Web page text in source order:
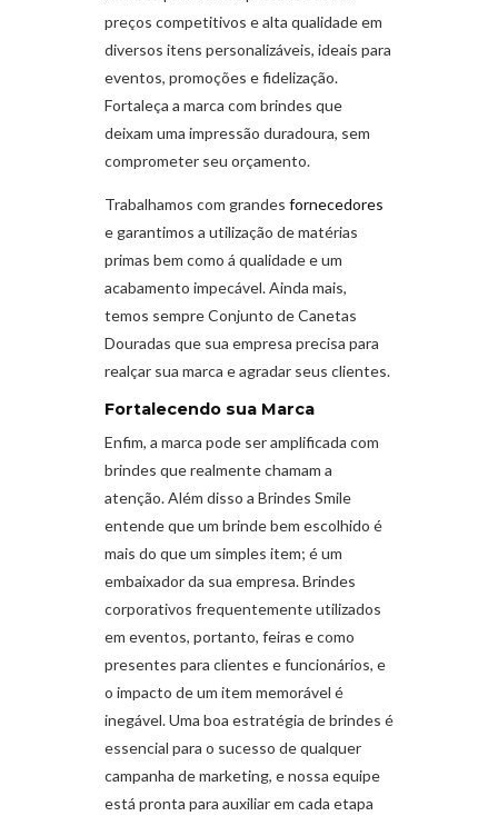
preços competitivos e alta qualidade em
diversos itens personalizáveis, ideais para
eventos, promoções e fidelização.
Fortaleça a marca com brindes que
deixam uma impressão duradoura, sem
comprometer seu orçamento.
Trabalhamos com grandes fornecedores
e garantimos a utilização de matérias
primas bem como á qualidade e um
acabamento impecável. Ainda mais,
temos sempre Conjunto de Canetas
Douradas que sua empresa precisa para
realçar sua marca e agradar seus clientes.
Fortalecendo sua Marca
Enfim, a marca pode ser amplificada com
brindes que realmente chamam a
atenção. Além disso a Brindes Smile
entende que um brinde bem escolhido é
mais do que um simples item; é um
embaixador da sua empresa. Brindes
corporativos frequentemente utilizados
em eventos, portanto, feiras e como
presentes para clientes e funcionários, e
o impacto de um item memorável é
inegável. Uma boa estratégia de brindes é
essencial para o sucesso de qualquer
campanha de marketing, e nossa equipe
está pronta para auxiliar em cada etapa